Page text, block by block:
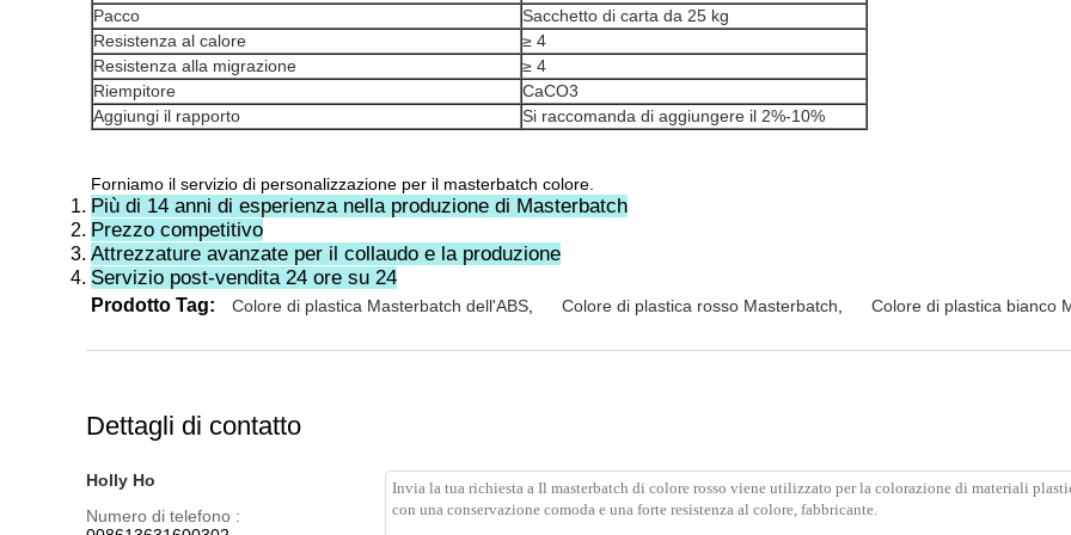
Pacco
Sacchetto di carta da 25 kg
Resistenza al calore
≥ 4
Resistenza alla migrazione
≥ 4
Riempitore
CaCO3
Aggiungi il rapporto
Si raccomanda di aggiungere il 2%-10%
Forniamo il servizio di personalizzazione per il masterbatch colore.
Più di 14 anni di esperienza nella produzione di Masterbatch
Prezzo competitivo
Attrezzature avanzate per il collaudo e la produzione
Servizio post-vendita 24 ore su 24
Prodotto Tag: Colore di plastica Masterbatch dell'ABS Colore di plastica rosso Masterbatch Colore di plastica bianco
Dettagli di contatto
Holly Ho
Numero di telefono :